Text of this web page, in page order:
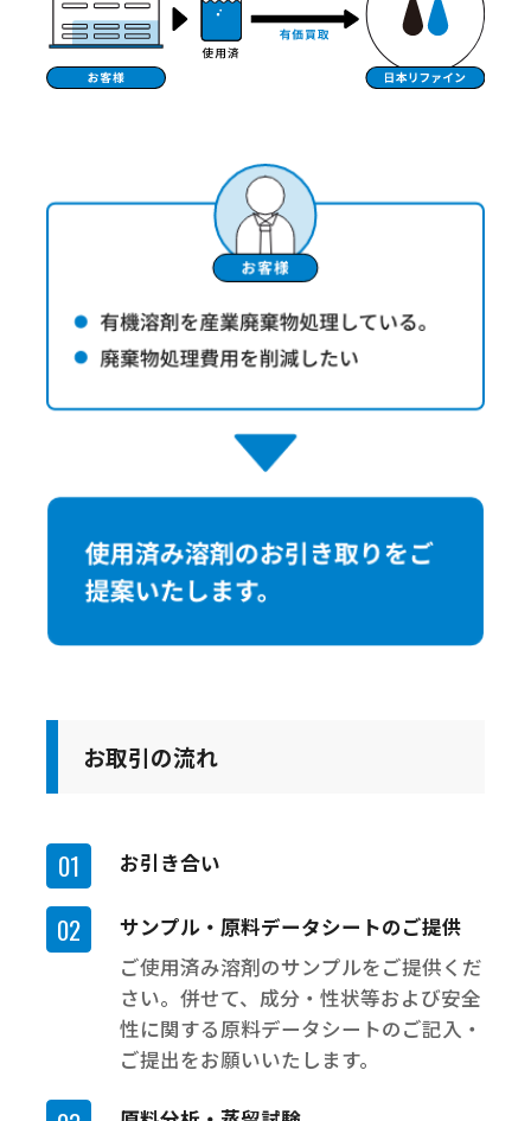
お取引の流れ
お引き合い
サンプル・原料データシートのご提供
ご使用済み溶剤のサンプルをご提供くだ
さい。併せて、成分・性状等および安全
性に関する原料データシートのご記入・
ご提出をお願いいたします。